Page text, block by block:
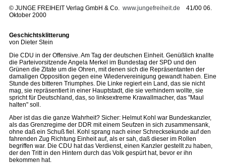
© JUNGE FREIHEIT Verlag GmbH & Co. www.jungefreiheit.de 41/00 06.
Oktober 2000
Geschichtsklitterung
von Dieter Stein
Die CDU in der Offensive. Am Tag der deutschen Einheit. Genüßlich knallte
die Parteivorsitzende Angela Merkel im Bundestag der SPD und den
Grünen die Zitate um die Ohren, mit denen sich die Repräsentanten der
damaligen Opposition gegen eine Wiedervereinigung gewandt haben. Eine
Stunde des bitteren Triumphes. Die Linke regiert ein Land, das sie nicht
mag, sie repräsentiert in einer Hauptstadt, die sie verhindern wollte, sie
spricht für Deutschland, das, so linksextreme Krawallmacher, das "Maul
halten" soll.
Aber ist das die ganze Wahrheit? Sicher: Helmut Kohl war Bundeskanzler,
als das Grenzregime der DDR mit einem Seufzen in sich zusammensank,
ohne daß ein Schuß fiel. Kohl sprang nach einer Schrecksekunde auf den
fahrenden Zug Richtung Einheit auf, als er sah, daß dieser im Rollen
begriffen war. Die CDU hat das Verdienst, einen Kanzler gestellt zu haben,
der den Tritt in den Hintern durch das Volk gespürt hat, bevor er ihn
bekommen hat.